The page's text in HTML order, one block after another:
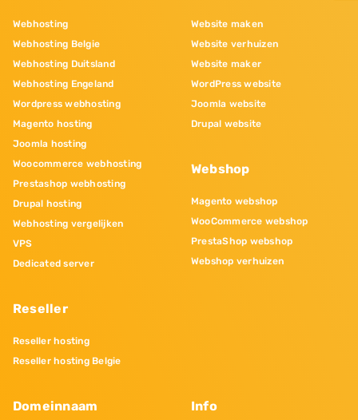
Webhosting
Webhosting Belgie
Webhosting Duitsland
Webhosting Engeland
Wordpress webhosting
Magento hosting
Joomla hosting
Woocommerce webhosting
Prestashop webhosting
Drupal hosting
Webhosting vergelijken
VPS
Dedicated server
Reseller
Reseller hosting
Reseller hosting Belgie
Website maken
Website verhuizen
Website maker
WordPress website
Joomla website
Drupal website
Webshop
Magento webshop
WooCommerce webshop
PrestaShop webshop
Webshop verhuizen
Domeinnaam Info